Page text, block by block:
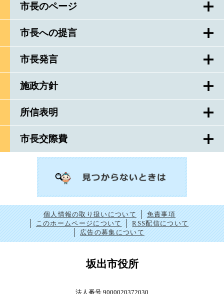
市長のページ
市長への提言
市長発言
施政方針
所信表明
市長交際費
個人情報の取り扱いについて
免責事項
このホームページについて
RSS配信について
広告の募集について
坂出市役所
法人番号 9000020372030